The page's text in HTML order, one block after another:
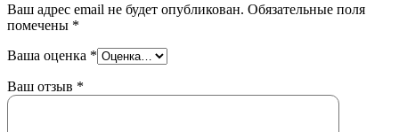
Ваш адрес email не будет опубликован. Обязательные поля
помечены *
Ваша оценка *
Ваш отзыв *